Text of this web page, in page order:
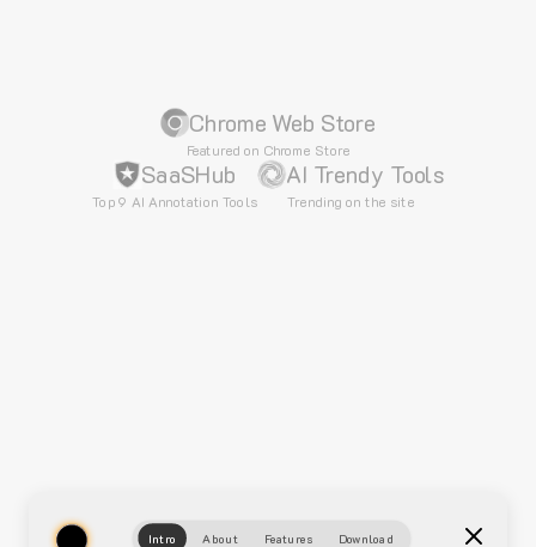
Chrome Web Store
Featured on Chrome Store
SaaSHub
Top 9 AI Annotation Tools
AI Trendy Tools
Trending on the site
Intro About Features Download